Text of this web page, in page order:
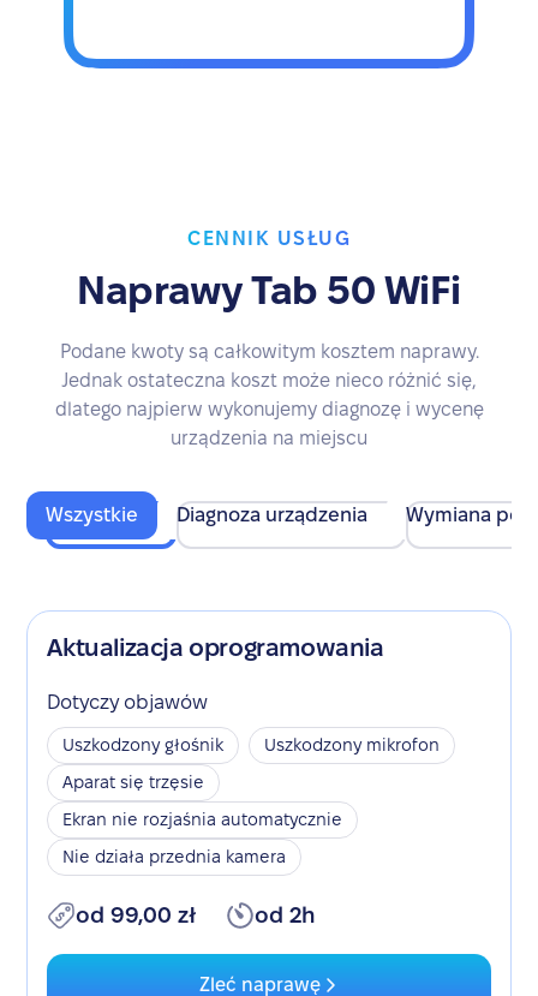
CENNIK USŁUG
Naprawy Tab 50 WiFi
Podane kwoty są całkowitym kosztem naprawy.
Jednak ostateczna koszt może nieco różnić się,
dlatego najpierw wykonujemy diagnozę i wycenę
urządzenia na miejscu
Wszystkie Diagnoza urządzenia Wymiana
Aktualizacja oprogramowania
Dotyczy objawów
Uszkodzony głośnik
Uszkodzony mikrofon
Aparat się trzęsie
Ekran nie rozjaśnia automatycznie
Nie działa przednia kamera
od 99,00 zł od 2h
Zleć naprawę